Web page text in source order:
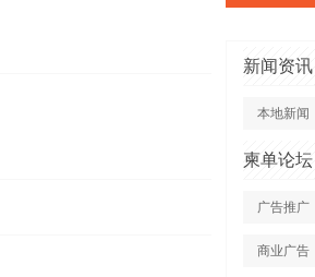
新闻资讯
本地新闻
柬单论坛
广告推广
商业广告